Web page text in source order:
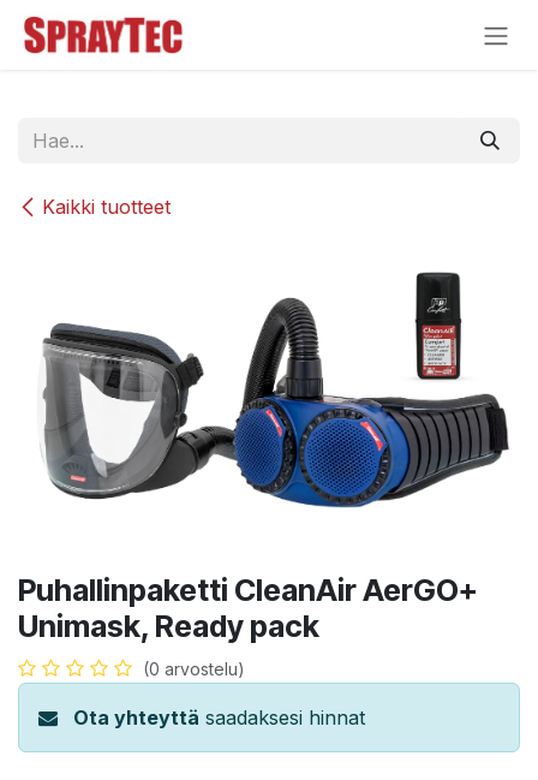
Siirry sisältöön
Kaikki tuotteet
Puhallinpaketti CleanAir AerGO+
Unimask, Ready pack
(0 arvostelu)
Ota yhteyttä saadaksesi hinnat